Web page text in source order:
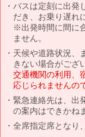
バスは定刻に出発
だき、お乗り遅れ
※出発時間に間に
ません。
天候や道路状況、
きない場合がござ
交通機関の利用、
応じられませんの
緊急連絡先は、出
の案内はできかね
全席指定席となり